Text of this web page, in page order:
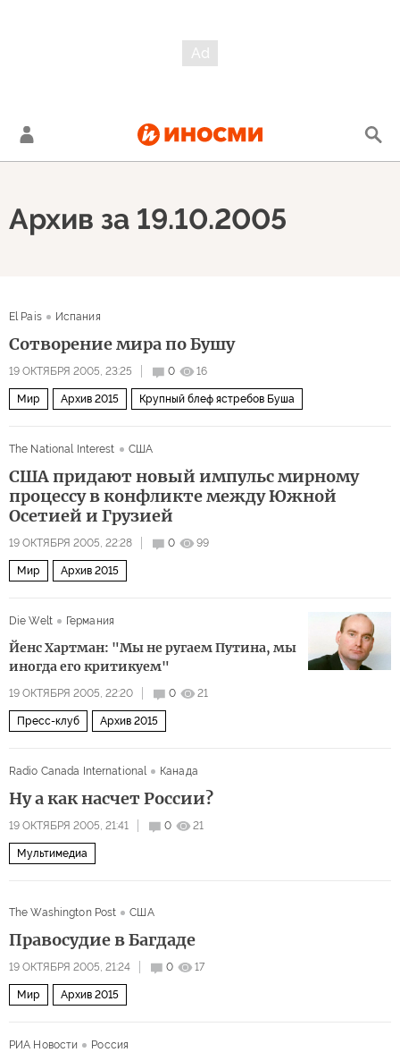
Архив за 19.10.2005
El Pais Испания
Сотворение мира по Бушу
19 ОКТЯБРЯ 2005, 23:25 0 16
Мир Архив 2015 Крупный блеф ястребов Буша
The National Interest США
США придают новый импульс мирному
процессу в конфликте между Южной
Осетией и Грузией
19 ОКТЯБРЯ 2005, 22:28 0 99
Мир Архив 2015
Die Welt Германия
Йенс Хартман: "Мы не ругаем Путина, мы
иногда его критикуем"
19 ОКТЯБРЯ 2005, 22:20 0 21
Пресс-клуб Архив 2015
Radio Canada International Канада
Ну а как насчет России?
19 ОКТЯБРЯ 2005, 21:41 0 21
Мультимедиа
The Washington Post США
Правосудие в Багдаде
19 ОКТЯБРЯ 2005, 21:24 0 17
Мир Архив 2015
РИА Новости Россия